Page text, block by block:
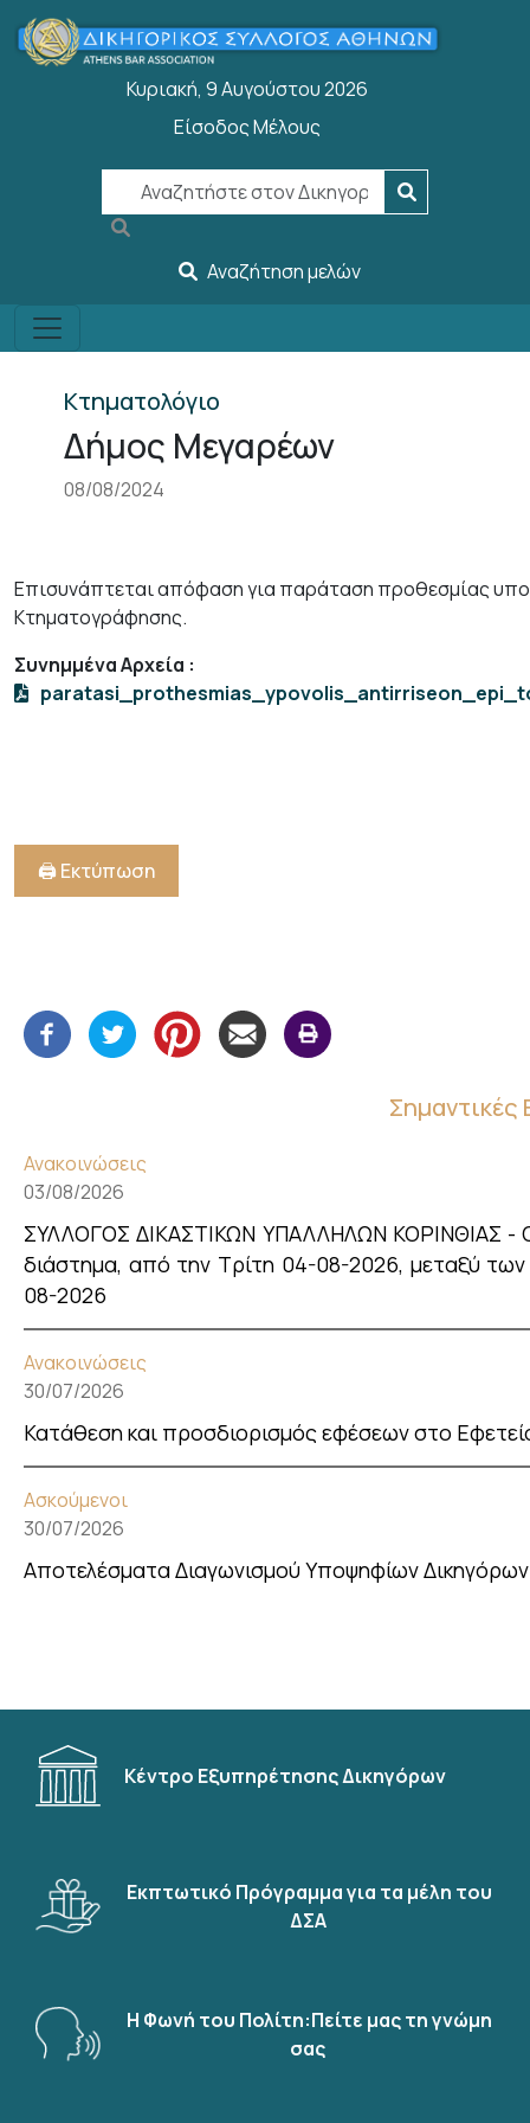
Παράκαμψη προς το κυρίως περιεχόμενο
Κυριακή, 9 Αυγούστου 2026
User account menu
Είσοδος Μέλους
Αναζήτηση μελών
Κτηματολόγιο
Δήμος Μεγαρέων
08/08/2024
Σημαντικές
Ανακοινώσεις
03/08/2026
ΣΥΛΛΟΓΟΣ ΔΙΚΑΣΤΙΚΩΝ ΥΠΑΛΛΗΛΩΝ ΚΟΡΙΝΘΙΑΣ - Οι
διάστημα, από την Τρίτη 04-08-2026, μεταξύ
08-2026
Ανακοινώσεις
30/07/2026
Κατάθεση και προσδιορισμός εφέσεων στο
Ασκούμενοι
30/07/2026
Αποτελέσματα Διαγωνισμού Υποψηφίων
Επισυνάπτεται απόφαση για παράταση προθεσμίας
Κτηματογράφησης.
Συνημμένα Αρχεία :
🖨️ Εκτύπωση
Κέντρο Εξυπηρέτησης Δικηγόρων
Εκπτωτικό Πρόγραμμα για τα μέλη του
ΔΣΑ
Η Φωνή του Πολίτη:Πείτε μας τη γνώμη
σας